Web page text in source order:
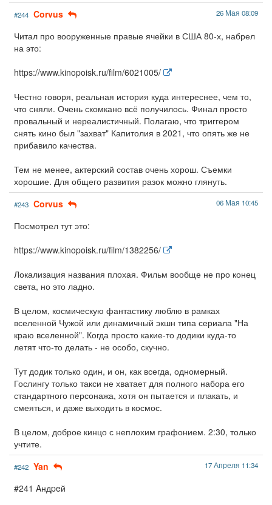
#244 Corvus 26 Мая 08:09
Читал про вооруженные правые ячейки в США 80-х, набрел
на это:
https://www.kinopoisk.ru/film/6021005/
Честно говоря, реальная история куда интереснее, чем то,
что сняли. Очень скомкано всё получилось. Финал просто
провальный и нереалистичный. Полагаю, что триггером
снять кино был "захват" Капитолия в 2021, что опять же не
прибавило качества.
Тем не менее, актерский состав очень хорош. Съемки
хорошие. Для общего развития разок можно глянуть.
#243 Corvus 06 Мая 10:45
Посмотрел тут это:
https://www.kinopoisk.ru/film/1382256/
Локализация названия плохая. Фильм вообще не про конец
света, но это ладно.
В целом, космическую фантастику люблю в рамках
вселенной Чужой или динамичный экшн типа сериала "На
краю вселенной". Когда просто какие-то додики куда-то
летят что-то делать - не особо, скучно.
Тут додик только один, и он, как всегда, одномерный.
Гослингу только такси не хватает для полного набора его
стандартного персонажа, хотя он пытается и плакать, и
смеяться, и даже выходить в космос.
В целом, доброе кинцо с неплохим графонием. 2:30, только
учтите.
#242 Yan 17 Апреля 11:34
#241 Aндpeй